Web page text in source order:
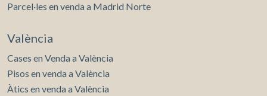
Parcel·les en venda a Madrid Norte
València
Cases en Venda a València
Pisos en venda a València
Àtics en venda a València